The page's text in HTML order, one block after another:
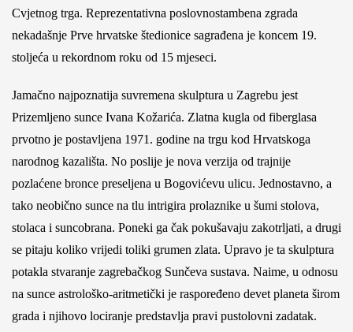
Cvjetnog trga. Reprezentativna poslovnostambena zgrada
nekadašnje Prve hrvatske štedionice sagrađena je koncem 19.
stoljeća u rekordnom roku od 15 mjeseci.
Jamačno najpoznatija suvremena skulptura u Zagrebu jest
Prizemljeno sunce Ivana Kožarića. Zlatna kugla od fiberglasa
prvotno je postavljena 1971. godine na trgu kod Hrvatskoga
narodnog kazališta. No poslije je nova verzija od trajnije
pozlaćene bronce preseljena u Bogovićevu ulicu. Jednostavno, a
tako neobično sunce na tlu intrigira prolaznike u šumi stolova,
stolaca i suncobrana. Poneki ga čak pokušavaju zakotrljati, a drugi
se pitaju koliko vrijedi toliki grumen zlata. Upravo je ta skulptura
potakla stvaranje zagrebačkog Sunčeva sustava. Naime, u odnosu
na sunce astrološko-aritmetički je raspoređeno devet planeta širom
grada i njihovo lociranje predstavlja pravi pustolovni zadatak.